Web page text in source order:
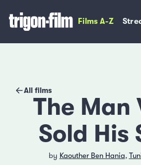
Films A-Z
All films
The Man
Sold His
by Kaouther Ben Hania,